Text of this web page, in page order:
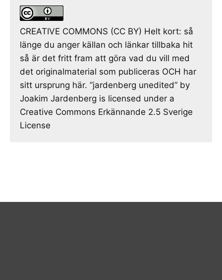
CREATIVE COMMONS (CC BY) Helt kort: så
länge du anger källan och länkar tillbaka hit
så är det fritt fram att göra vad du vill med
det originalmaterial som publiceras OCH har
sitt ursprung här. ”jardenberg unedited” by
Joakim Jardenberg is licensed under a
Creative Commons Erkännande 2.5 Sverige
License